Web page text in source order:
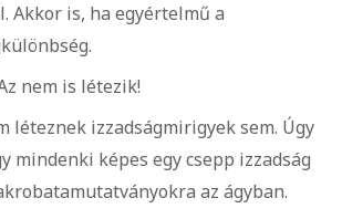
Akkor is, ha egyértelmű a
nem is létezik!
léteznek izzadságmirigyek sem. Úgy
mindenki képes egy csepp izzadság
az ágyban.